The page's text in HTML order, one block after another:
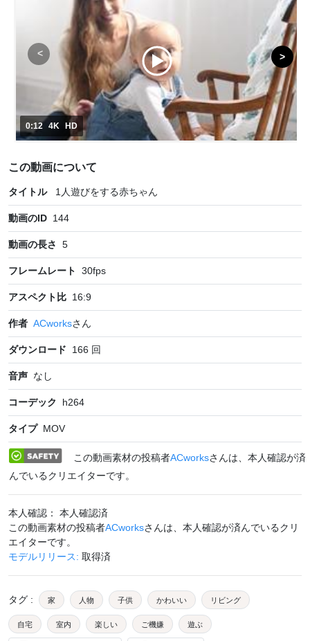
0:12 4K HD
この動画について
タイトル 1人遊びをする赤ちゃん
動画のID 144
動画の長さ 5
フレームレート 30fps
アスペクト比 16:9
作者 ACworksさん
ダウンロード 166 回
音声 なし
コーデック h264
タイプ MOV
この動画素材の投稿者ACworksさんは、本人確認が済
んでいるクリエイターです。
本人確認： 本人確認済
この動画素材の投稿者ACworksさんは、本人確認が済んでいるクリ
エイターです。
モデルリリース: 取得済
タグ : 家 人物 子供 かわいい リビング
自宅 室内 楽しい ご機嫌 遊ぶ